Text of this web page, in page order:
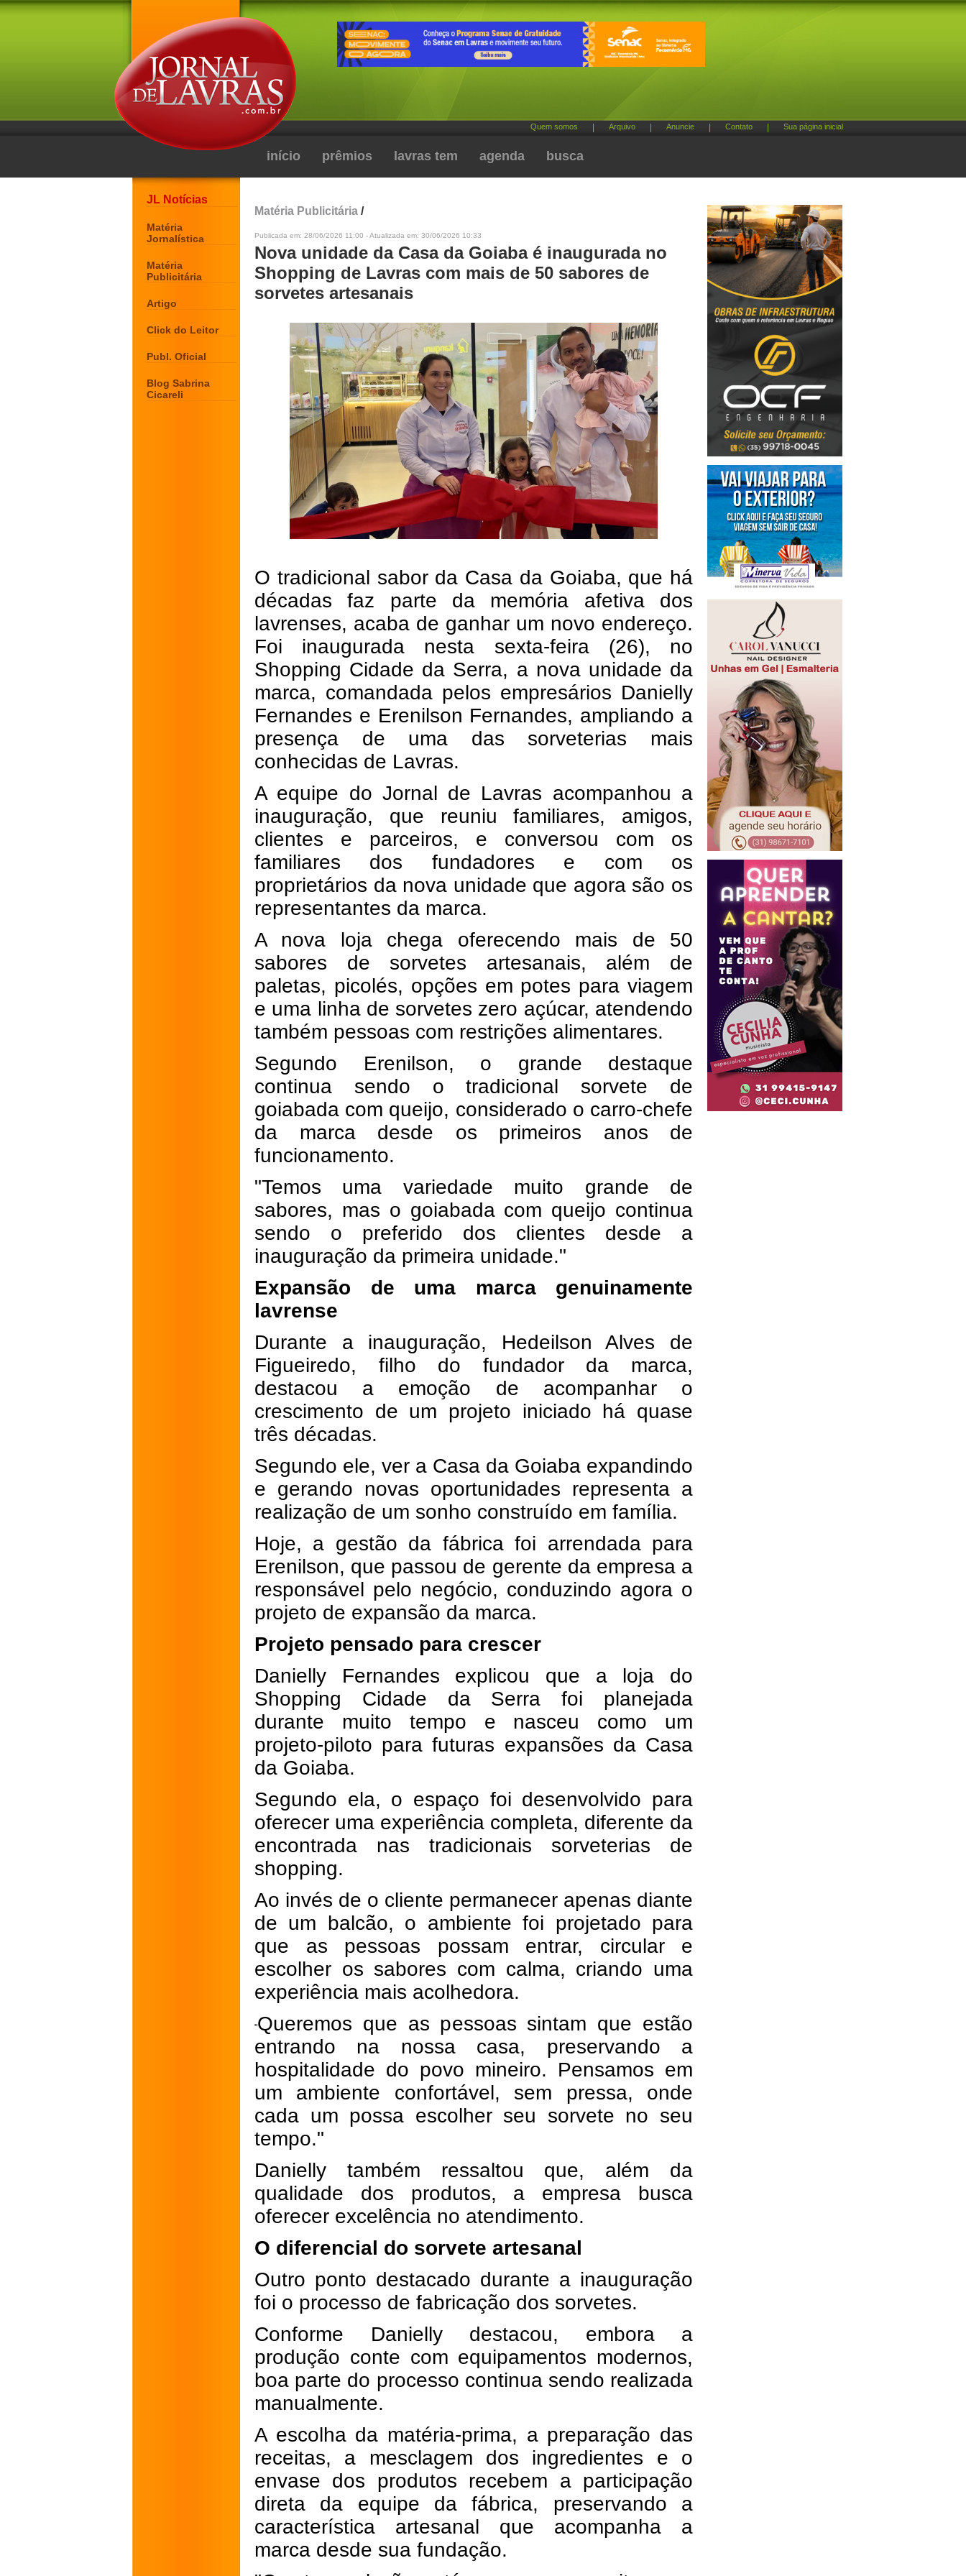
Quem somos Arquivo Anuncie Contato Sua página inicial
início prêmios lavras tem agenda busca
JL Notícias
Matéria
Jornalística
Matéria
Publicitária
Artigo
Click do Leitor
Publ. Oficial
Blog Sabrina
Cicareli
Matéria Publicitária /
Publicada em: 28/06/2026 11:00 - Atualizada em: 30/06/2026 10:33
Nova unidade da Casa da Goiaba é inaugurada no
Shopping de Lavras com mais de 50 sabores de
sorvetes artesanais
O tradicional sabor da Casa da Goiaba, que há
décadas faz parte da memória afetiva dos
lavrenses, acaba de ganhar um novo endereço.
Foi inaugurada nesta sexta-feira (26), no
Shopping Cidade da Serra, a nova unidade da
marca, comandada pelos empresários Danielly
Fernandes e Erenilson Fernandes, ampliando a
presença de uma das sorveterias mais
conhecidas de Lavras.
A equipe do Jornal de Lavras acompanhou a
inauguração, que reuniu familiares, amigos,
clientes e parceiros, e conversou com os
familiares dos fundadores e com os
proprietários da nova unidade que agora são os
representantes da marca.
A nova loja chega oferecendo mais de 50
sabores de sorvetes artesanais, além de
paletas, picolés, opções em potes para viagem
e uma linha de sorvetes zero açúcar, atendendo
também pessoas com restrições alimentares.
Segundo Erenilson, o grande destaque
continua sendo o tradicional sorvete de
goiabada com queijo, considerado o carro-chefe
da marca desde os primeiros anos de
funcionamento.
"Temos uma variedade muito grande de
sabores, mas o goiabada com queijo continua
sendo o preferido dos clientes desde a
inauguração da primeira unidade."
Expansão de uma marca genuinamente
lavrense
Durante a inauguração, Hedeilson Alves de
Figueiredo, filho do fundador da marca,
destacou a emoção de acompanhar o
crescimento de um projeto iniciado há quase
três décadas.
Segundo ele, ver a Casa da Goiaba expandindo
e gerando novas oportunidades representa a
realização de um sonho construído em família.
Hoje, a gestão da fábrica foi arrendada para
Erenilson, que passou de gerente da empresa a
responsável pelo negócio, conduzindo agora o
projeto de expansão da marca.
Projeto pensado para crescer
Danielly Fernandes explicou que a loja do
Shopping Cidade da Serra foi planejada
durante muito tempo e nasceu como um
projeto-piloto para futuras expansões da Casa
da Goiaba.
Segundo ela, o espaço foi desenvolvido para
oferecer uma experiência completa, diferente da
encontrada nas tradicionais sorveterias de
shopping.
Ao invés de o cliente permanecer apenas diante
de um balcão, o ambiente foi projetado para
que as pessoas possam entrar, circular e
escolher os sabores com calma, criando uma
experiência mais acolhedora.
"Queremos que as pessoas sintam que estão
entrando na nossa casa, preservando a
hospitalidade do povo mineiro. Pensamos em
um ambiente confortável, sem pressa, onde
cada um possa escolher seu sorvete no seu
tempo."
Danielly também ressaltou que, além da
qualidade dos produtos, a empresa busca
oferecer excelência no atendimento.
O diferencial do sorvete artesanal
Outro ponto destacado durante a inauguração
foi o processo de fabricação dos sorvetes.
Conforme Danielly destacou, embora a
produção conte com equipamentos modernos,
boa parte do processo continua sendo realizada
manualmente.
A escolha da matéria-prima, a preparação das
receitas, a mesclagem dos ingredientes e o
envase dos produtos recebem a participação
direta da equipe da fábrica, preservando a
característica artesanal que acompanha a
marca desde sua fundação.